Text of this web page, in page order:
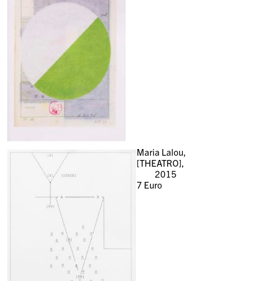
Maria Lalou,
[THEATRO],
2015
7 Euro